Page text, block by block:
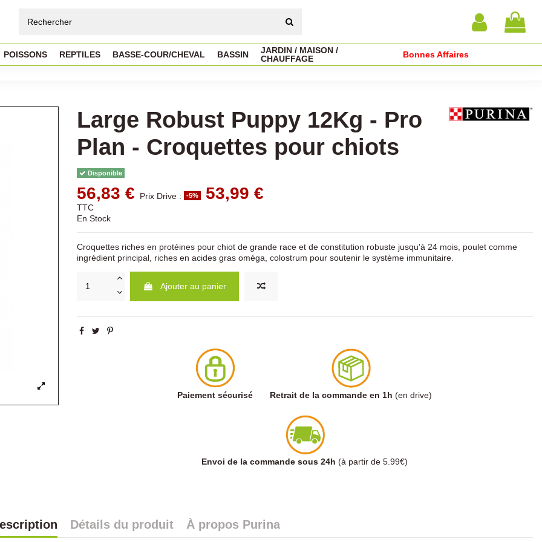
POISSONS REPTILES BASSE-COUR/CHEVAL BASSIN
JARDIN / MAISON /
CHAUFFAGE
Bonnes Affaires
Large Robust Puppy 12Kg - Pro
Plan - Croquettes pour chiots
Disponible
56,83 € Prix Drive : -5% 53,99 €
TTC
En Stock
Croquettes riches en protéines pour chiot de grande race et de constitution robuste jusqu'à 24 mois, poulet comme
ingrédient principal, riches en acides gras oméga, colostrum pour soutenir le système immunitaire.
Ajouter au panier
Paiement sécurisé Retrait de la commande en 1h (en drive)
Envoi de la commande sous 24h (à partir de 5.99€)
Détails du produit À propos Purina